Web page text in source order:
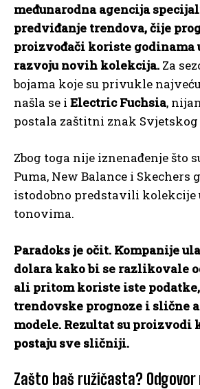
međunarodna agencija
predviđanje trendova, čije
proizvođači koriste godinama
razvoju novih kolekcija. Za
bojama koje su privukle
našla se i Electric Fuchsia,
postala zaštitni znak
Zbog toga nije iznenađenje što
Puma, New Balance i Skechers
istodobno predstavili
tonovima.
Paradoks je očit. Kompanije
dolara kako bi se razlikovale
ali pritom koriste iste
trendovske prognoze i slične
modele. Rezultat su proizvodi
postaju sve sličniji.
Zašto baš ružičasta?